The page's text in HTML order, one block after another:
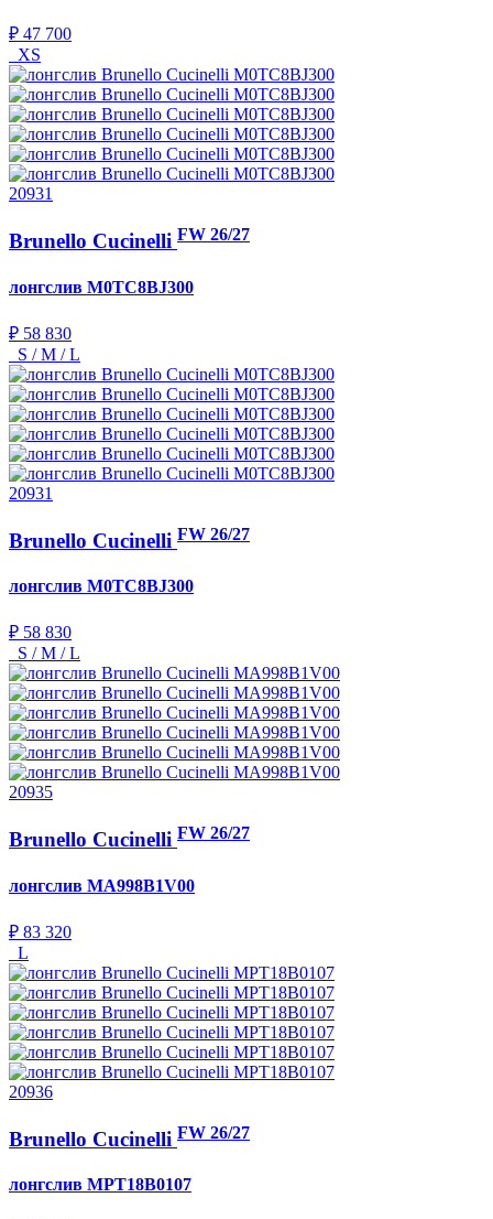
₽ 47 700
XS
20931
Brunello Cucinelli FW 26/27
лонгслив M0TC8BJ300
₽ 58 830
S / M / L
20931
Brunello Cucinelli FW 26/27
лонгслив M0TC8BJ300
₽ 58 830
S / M / L
20935
Brunello Cucinelli FW 26/27
лонгслив MA998B1V00
₽ 83 320
L
20936
Brunello Cucinelli FW 26/27
лонгслив MPT18B0107